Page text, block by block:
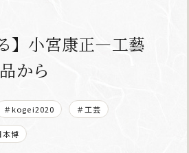
】小宮康正―工藝
から
＃kogei2020 ＃工芸
本博